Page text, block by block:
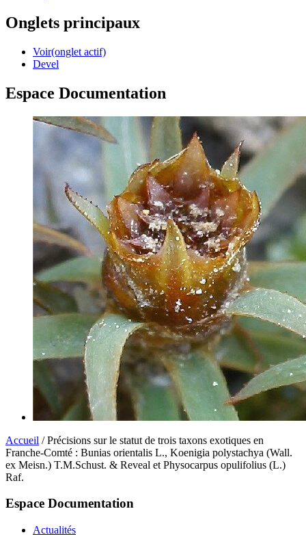
Onglets principaux
Voir(onglet actif)
Devel
Espace Documentation
Accueil / Précisions sur le statut de trois taxons exotiques en
Franche-Comté : Bunias orientalis L., Koenigia polystachya (Wall.
ex Meisn.) T.M.Schust. & Reveal et Physocarpus opulifolius (L.)
Raf.
Espace Documentation
Actualités